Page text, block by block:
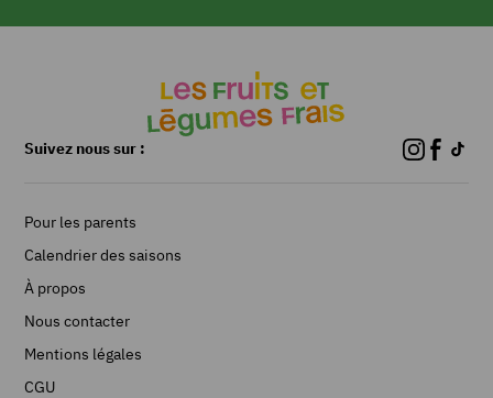
en
dans
longueur,
à
Poêler
Suivez nous sur :
Pour les parents
Calendrier des saisons
À propos
Nous contacter
Mentions légales
CGU